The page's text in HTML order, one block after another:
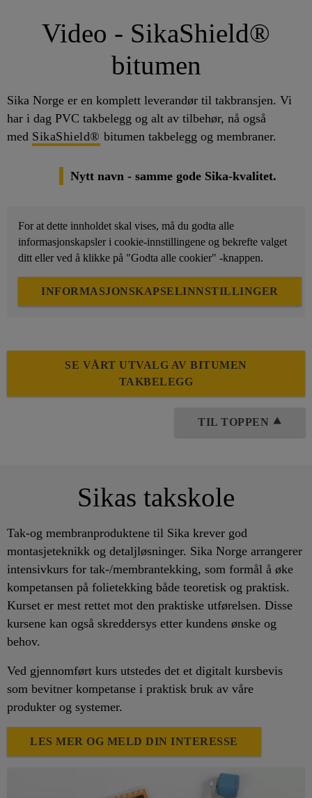
Video - SikaShield®
bitumen
Sika Norge er en komplett leverandør til takbransjen. Vi
har i dag PVC takbelegg og alt av tilbehør, nå også
med SikaShield® bitumen takbelegg og membraner.
Nytt navn - samme gode Sika-kvalitet.
For at dette innholdet skal vises, må du godta alle
informasjonskapsler i cookie-innstillingene og bekrefte valget
ditt eller ved å klikke på "Godta alle cookier" -knappen.
INFORMASJONSKAPSELINNSTILLINGER
SE VÅRT UTVALG AV BITUMEN
TAKBELEGG
TIL TOPPEN ⯅
Sikas takskole
Tak-og membranproduktene til Sika krever god
montasjeteknikk og detaljløsninger. Sika Norge arrangerer
intensivkurs for tak-/membrantekking, som formål å øke
kompetansen på folietekking både teoretisk og praktisk.
Kurset er mest rettet mot den praktiske utførelsen. Disse
kursene kan også skreddersys etter kundens ønske og
behov.
Ved gjennomført kurs utstedes det et digitalt kursbevis
som bevitner kompetanse i praktisk bruk av våre
produkter og systemer.
LES MER OG MELD DIN INTERESSE